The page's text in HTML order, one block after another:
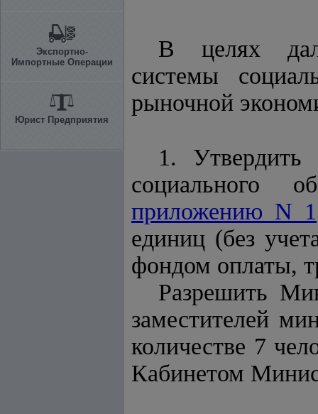
Экспортно-
Импортные Операции
Юрист Предприятия
В целях
системы
рыночной
1. Утвердить
социального
приложению N 1
единиц (без
фондом оплаты,
Разрешить
заместителей
количестве 7
Кабинетом